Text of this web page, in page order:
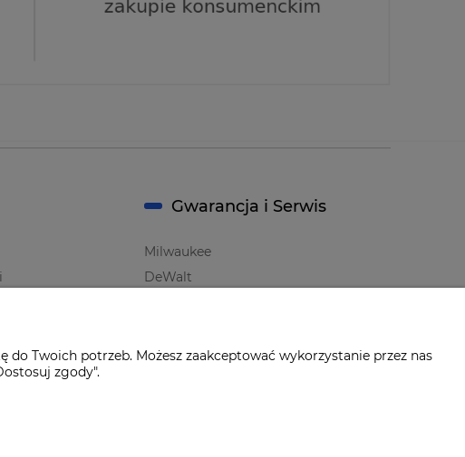
Gwarancja i Serwis
Milwaukee
DeWalt
Oznaczenie i symbole Producentów
Twoich potrzeb. Możesz zaakceptować wykorzystanie przez nas
zgody".